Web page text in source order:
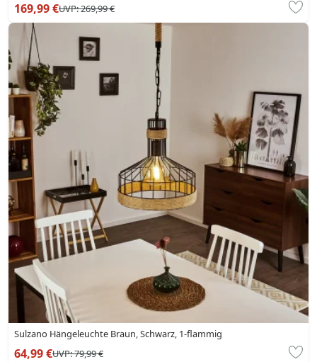
169,99 €UVP:269,99 €
Sulzano Hängeleuchte Braun, Schwarz, 1-flammig
64,99 €UVP:79,99 €